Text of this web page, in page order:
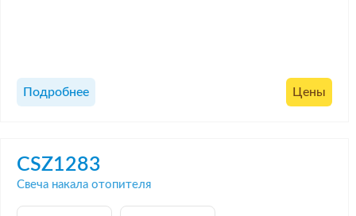
Подробнее Цены
CSZ1283
Свеча накала отопителя